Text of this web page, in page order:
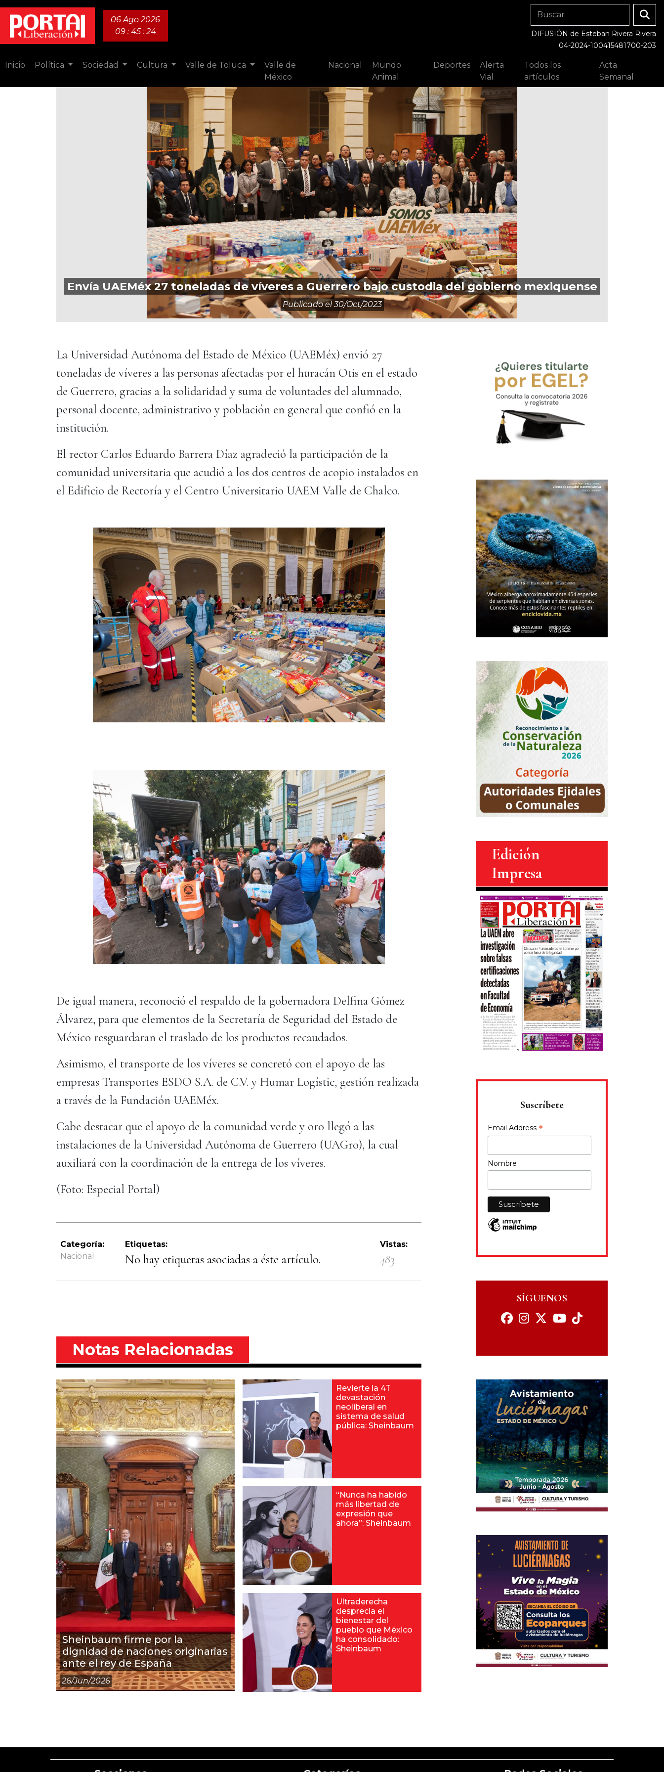
06 Ago 2026
09 : 45 : 26
DIFUSIÓN de Esteban Rivera Rivera
04-2024-100415481700-203
Inicio Política Sociedad Cultura Valle de Toluca
Valle de
México
Nacional
Mundo
Animal
Deportes
Alerta
Vial
Todos los
artículos
Acta
Semanal
Envía UAEMéx 27 toneladas de víveres a Guerrero bajo custodia del gobierno mexiquense
Publicado el30/oct/2023
La Universidad Autónoma del Estado de México (UAEMéx) envió 27
toneladas de víveres a las personas afectadas por el huracán Otis en el estado
de Guerrero, gracias a la solidaridad y suma de voluntades del alumnado,
personal docente, administrativo y población en general que confió en la
institución.
El rector Carlos Eduardo Barrera Díaz agradeció la participación de la
comunidad universitaria que acudió a los dos centros de acopio instalados en
el Edificio de Rectoría y el Centro Universitario UAEM Valle de Chalco.
De igual manera, reconoció el respaldo de la gobernadora Delfina Gómez
Álvarez, para que elementos de la Secretaría de Seguridad del Estado de
México resguardaran el traslado de los productos recaudados.
Asimismo, el transporte de los víveres se concretó con el apoyo de las
empresas Transportes ESDO S.A. de C.V. y Humar Logístic, gestión realizada
a través de la Fundación UAEMéx.
Cabe destacar que el apoyo de la comunidad verde y oro llegó a las
instalaciones de la Universidad Autónoma de Guerrero (UAGro), la cual
auxiliará con la coordinación de la entrega de los víveres.
(Foto: Especial Portal)
Categoría:
Nacional
Etiquetas:
No hay etiquetas asociadas a éste artículo.
Vistas:
483
Notas Relacionadas
Sheinbaum firme por la
dignidad de naciones originarias
ante el rey de España
26/jun/2026
Revierte la 4T
devastación
neoliberal en
sistema de salud
pública: Sheinbaum
“Nunca ha habido
más libertad de
expresión que
ahora”: Sheinbaum
Ultraderecha
desprecia el
bienestar del
pueblo que México
ha consolidado:
Sheinbaum
Edición
Impresa
Suscríbete
Email Address *
Nombre
SÍGUENOS